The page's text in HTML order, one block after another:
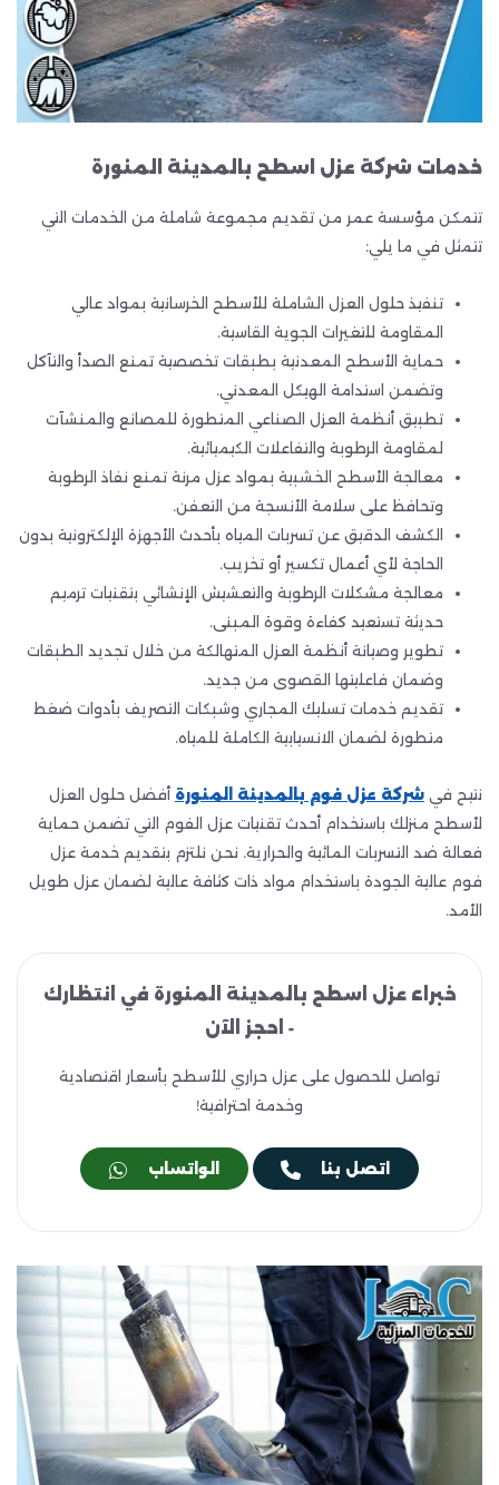
خدمات شركة عزل اسطح بالمدينة المنورة
تتمكن مؤسسة عمر من تقديم مجموعة شاملة من الخدمات التي
تتمثل في ما يلي:
تنفيذ حلول العزل الشاملة للأسطح الخرسانية بمواد عالي
المقاومة للتغيرات الجوية القاسية.
حماية الأسطح المعدنية بطبقات تخصصية تمنع الصدأ والتآكل
وتضمن استدامة الهيكل المعدني.
تطبيق أنظمة العزل الصناعي المتطورة للمصانع والمنشآت
لمقاومة الرطوبة والتفاعلات الكيميائية.
معالجة الأسطح الخشبية بمواد عزل مرنة تمنع نفاذ الرطوبة
وتحافظ على سلامة الأنسجة من التعفن.
الكشف الدقيق عن تسربات المياه بأحدث الأجهزة الإلكترونية بدون
الحاجة لأي أعمال تكسير أو تخريب.
معالجة مشكلات الرطوبة والتعشيش الإنشائي بتقنيات ترميم
حديثة تستعيد كفاءة وقوة المبنى.
تطوير وصيانة أنظمة العزل المتهالكة من خلال تجديد الطبقات
وضمان فاعليتها القصوى من جديد.
تقديم خدمات تسليك المجاري وشبكات التصريف بأدوات ضغط
متطورة لضمان الانسيابية الكاملة للمياه.
نتيح في شركة عزل فوم بالمدينة المنورة أفضل حلول العزل
لأسطح منزلك باستخدام أحدث تقنيات عزل الفوم التي تضمن حماية
فعالة ضد التسربات المائية والحرارية. نحن نلتزم بتقديم خدمة عزل
فوم عالية الجودة باستخدام مواد ذات كثافة عالية لضمان عزل طويل
الأمد.
خبراء عزل اسطح بالمدينة المنورة في انتظارك
- احجز الآن
تواصل للحصول على عزل حراري للأسطح بأسعار اقتصادية
وخدمة احترافية!
اتصل بنا الواتساب